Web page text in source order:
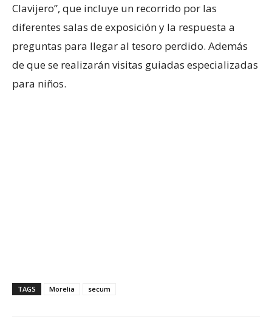
Clavijero”, que incluye un recorrido por las
diferentes salas de exposición y la respuesta a
preguntas para llegar al tesoro perdido. Además
de que se realizarán visitas guiadas especializadas
para niños.
TAGS Morelia secum